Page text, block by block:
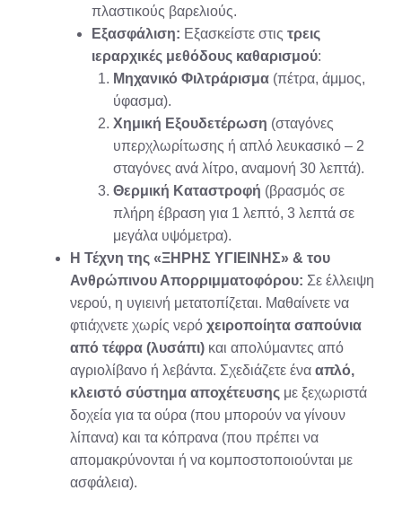
πλαστικούς βαρελιούς.
Εξασφάλιση: Εξασκείστε στις τρεις
ιεραρχικές μεθόδους καθαρισμού:
Μηχανικό Φιλτράρισμα (πέτρα, άμμος,
ύφασμα).
Χημική Εξουδετέρωση (σταγόνες
υπερχλωρίτωσης ή απλό λευκασικό – 2
σταγόνες ανά λίτρο, αναμονή 30 λεπτά).
Θερμική Καταστροφή (βρασμός σε
πλήρη έβραση για 1 λεπτό, 3 λεπτά σε
μεγάλα υψόμετρα).
Η Τέχνη της «ΞΗΡΗΣ ΥΓΙΕΙΝΗΣ» & του
Ανθρώπινου Απορριμματοφόρου: Σε έλλειψη
νερού, η υγιεινή μετατοπίζεται. Μαθαίνετε να
φτιάχνετε χωρίς νερό χειροποίητα σαπούνια
από τέφρα (λυσάπι) και απολύμαντες από
αγριολίβανο ή λεβάντα. Σχεδιάζετε ένα απλό,
κλειστό σύστημα αποχέτευσης με ξεχωριστά
δοχεία για τα ούρα (που μπορούν να γίνουν
λίπανα) και τα κόπρανα (που πρέπει να
απομακρύνονται ή να κομποστοποιούνται με
ασφάλεια).